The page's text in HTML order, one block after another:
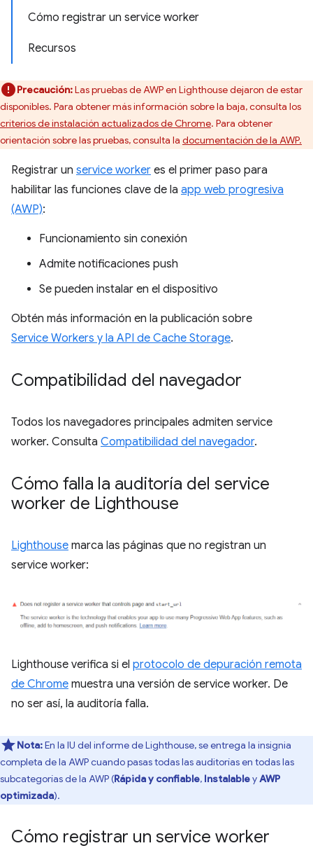
Cómo registrar un service worker
Recursos
Precaución:Las pruebas de AWP en Lighthouse dejaron de estar
disponibles. Para obtener más información sobre la baja, consulta los
criterios de instalación actualizados de Chrome. Para obtener
orientación sobre las pruebas, consulta la documentación de la AWP.
Registrar un service worker es el primer paso para
habilitar las funciones clave de la app web progresiva
(AWP):
Funcionamiento sin conexión
Admite notificaciones push
Se pueden instalar en el dispositivo
Obtén más información en la publicación sobre
Service Workers y la API de Cache Storage.
Compatibilidad del navegador
Todos los navegadores principales admiten service
worker. Consulta Compatibilidad del navegador.
Cómo falla la auditoría del service
worker de Lighthouse
Lighthouse marca las páginas que no registran un
service worker:
Lighthouse verifica si el protocolo de depuración remota
de Chrome muestra una versión de service worker. De
no ser así, la auditoría falla.
Nota:En la IU del informe de Lighthouse, se entrega la insignia
completa de la AWP cuando pasas todas las auditorías en todas las
subcategorías de la AWP (Rápida y confiable, InstalableyAWP
optimizada).
Cómo registrar un service worker